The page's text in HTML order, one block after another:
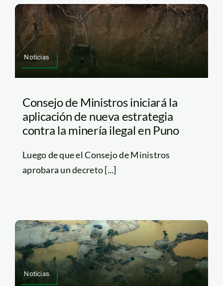
Noticias
Consejo de Ministros iniciará la
aplicación de nueva estrategia
contra la minería ilegal en Puno
Luego de que el Consejo de Ministros
aprobara un decreto [...]
Noticias